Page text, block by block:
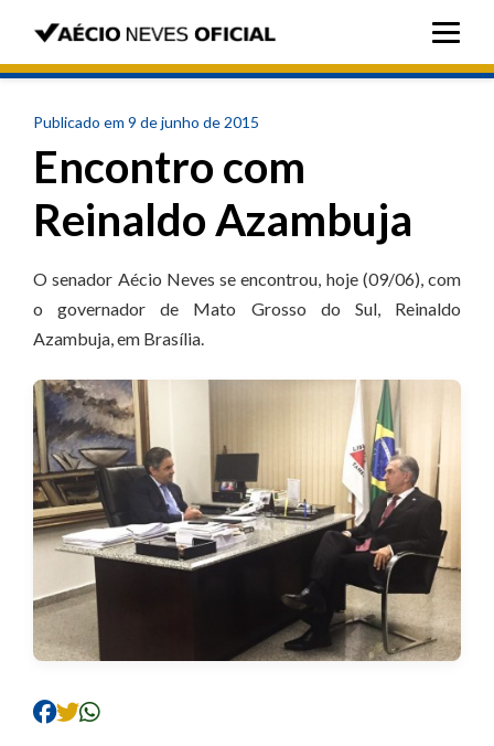
Publicado em 9 de junho de 2015
Encontro com
Reinaldo Azambuja
O senador Aécio Neves se encontrou, hoje (09/06), com
o governador de Mato Grosso do Sul, Reinaldo
Azambuja, em Brasília.